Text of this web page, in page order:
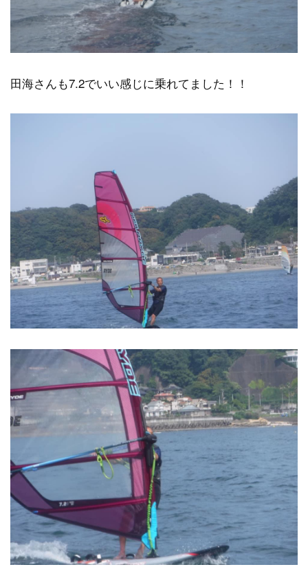
田海さんも7.2でいい感じに乗れてました！！